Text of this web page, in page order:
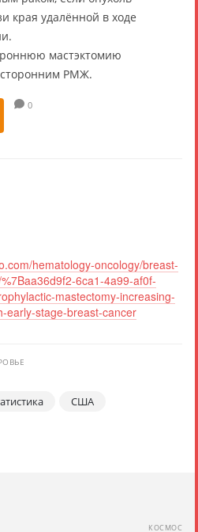
края удалённой в ходе
мастэктомию
РМЖ.
0
hematology-oncology/breast-
6ca1-4a99-af0f-
mastectomy-increasing-
early-stage-breast-cancer
США
КОСМОС